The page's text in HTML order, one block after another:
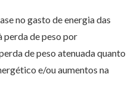
no gasto de energia das
perda de peso por
de peso atenuada quanto
e/ou aumentos na